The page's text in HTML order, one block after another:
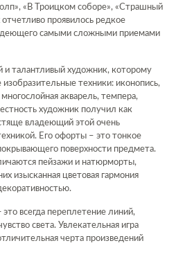
«В Троицком соборе», «Страшный
отчетливо проявилось редкое
самыми сложными приемами
и талантливый художник, которому
техники: иконопись,
акварель, темпера,
художник получил как
владеющий этой очень
Его офорты – это тонкое
поверхности предмета.
пейзажи и натюрморты,
изысканная цветовая гармония
всегда переплетение линий,
света. Увлекательная игра
черта произведений